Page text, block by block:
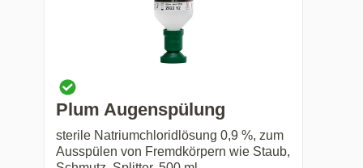
Plum Augenspülung
sterile Natriumchloridlösung 0,9 %, zum
Ausspülen von Fremdkörpern wie Staub,